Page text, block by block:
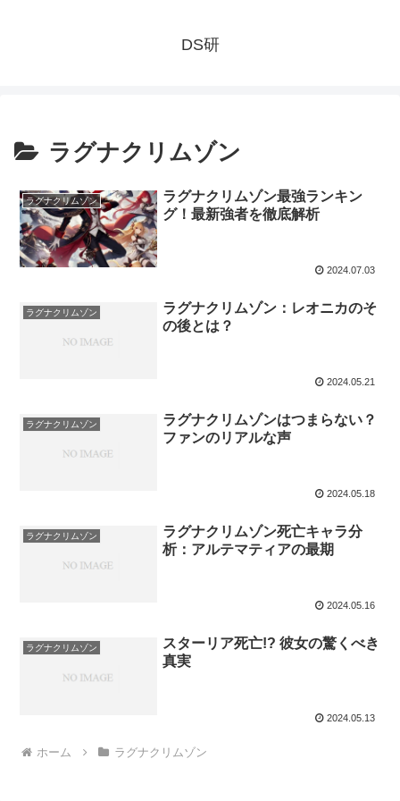
DS研
ラグナクリムゾン
ラグナクリムゾン
ラグナクリムゾン最強ランキン
グ！最新強者を徹底解析
2024.07.03
ラグナクリムゾン
ラグナクリムゾン：レオニカのそ
の後とは？
2024.05.21
ラグナクリムゾン
ラグナクリムゾンはつまらない？
ファンのリアルな声
2024.05.18
ラグナクリムゾン
ラグナクリムゾン死亡キャラ分
析：アルテマティアの最期
2024.05.16
ラグナクリムゾン
スターリア死亡!? 彼女の驚くべき
真実
2024.05.13
ホーム ラグナクリムゾン